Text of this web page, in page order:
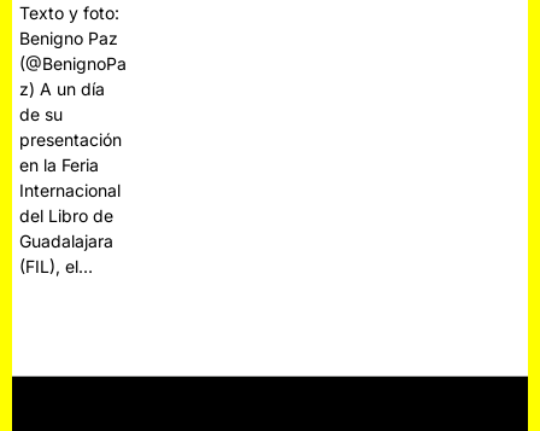
Texto y foto:
Benigno Paz
(@BenignoPa
z) A un día
de su
presentación
en la Feria
Internacional
del Libro de
Guadalajara
(FIL), el…